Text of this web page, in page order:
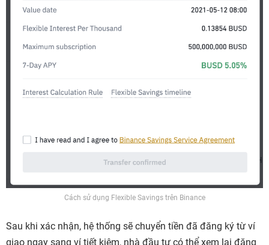
Cách sử dụng Flexible Savings trên Binance
Sau khi xác nhận, hệ thống sẽ chuyển tiền đã đăng ký từ ví
giao ngay sang ví tiết kiệm, nhà đầu tư có thể xem lại đăng